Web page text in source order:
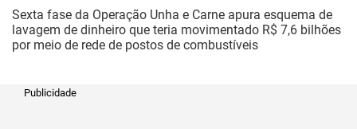
Sexta fase da Operação Unha e Carne apura esquema de
lavagem de dinheiro que teria movimentado R$ 7,6 bilhões
por meio de rede de postos de combustíveis
Publicidade